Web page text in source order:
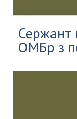
Сержант
ОМБр з